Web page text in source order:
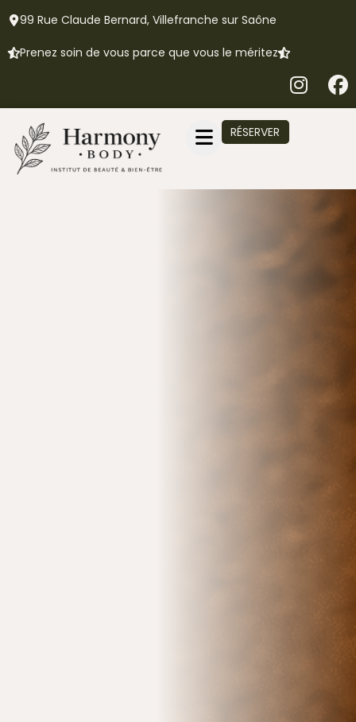
99 Rue Claude Bernard, Villefranche sur Saône
Prenez soin de vous parce que vous le méritez
RÉSERVER